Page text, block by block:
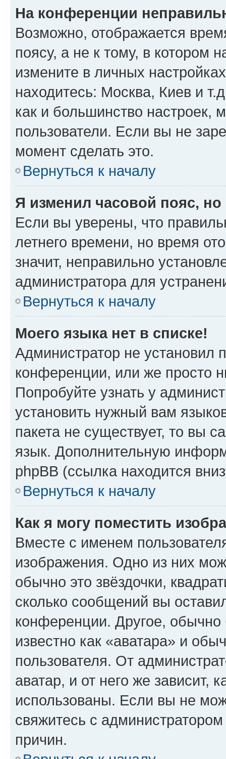
На конференции
Возможно, отображается
поясу, а не к тому, в котором
измените в личных
находитесь: Москва, Киев и
как и большинство настроек,
пользователи. Если вы не
момент сделать это.
Вернуться к началу
Я изменил часовой пояс,
Если вы уверены, что
летнего времени, но время
значит, неправильно
администратора для
Вернуться к началу
Моего языка нет в списке!
Администратор не установил
конференции, или же просто
Попробуйте узнать у
установить нужный вам
пакета не существует, то вы
язык. Дополнительную
phpBB (ссылка находится
Вернуться к началу
Как я могу поместить
Вместе с именем
изображения. Одно из них
обычно это звёздочки,
сколько сообщений вы
конференции. Другое,
известно как «аватара» и
пользователя. От
аватар, и от него же зависит,
использованы. Если вы не
свяжитесь с
причин.